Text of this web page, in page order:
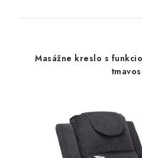
Masážne kreslo s